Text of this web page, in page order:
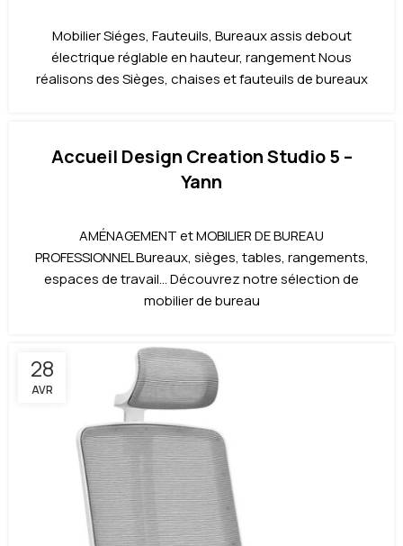
Mobilier Siéges, Fauteuils, Bureaux assis debout
électrique réglable en hauteur, rangement Nous
réalisons des Sièges, chaises et fauteuils de bureaux
Accueil Design Creation Studio 5 –
Yann
AMÉNAGEMENT et MOBILIER DE BUREAU
PROFESSIONNEL Bureaux, sièges, tables, rangements,
espaces de travail… Découvrez notre sélection de
mobilier de bureau
28
AVR